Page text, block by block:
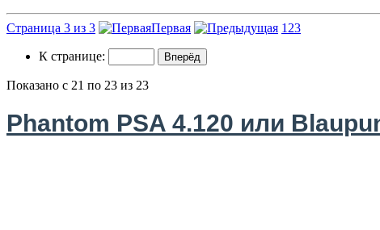
Страница 3 из 3 Первая 1 23
К странице:
Показано с 21 по 23 из 23
Phantom PSA 4.120 или